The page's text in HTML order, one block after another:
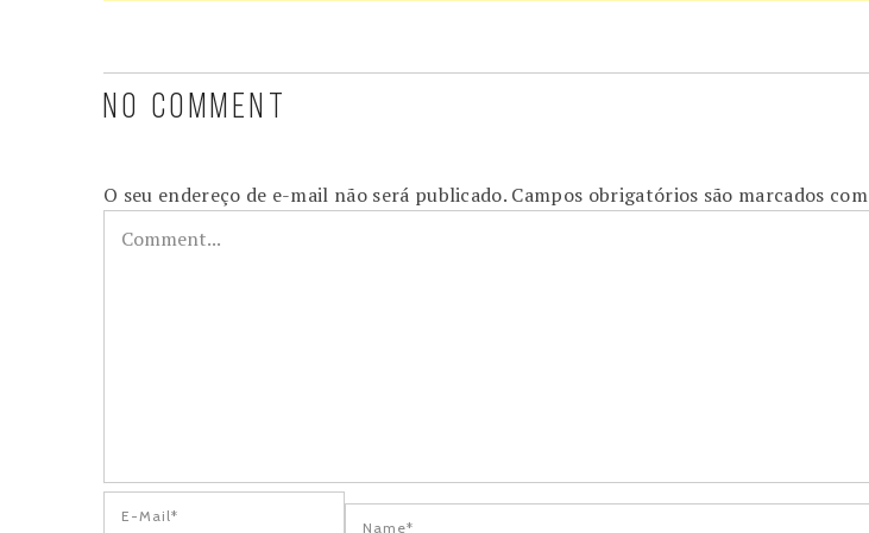
NO COMMENT
O seu endereço de e-mail não será publicado. Campos obrigatórios são marcados com